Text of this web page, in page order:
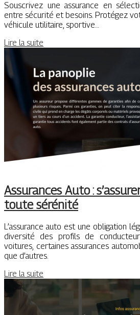
Souscrivez une assurance en
entre sécurité et besoins. Protégez
véhicule utilitaire, sportive…
Lire la suite
Assurances Auto :
toute sérénité
L’assurance auto est une obligation
diversité des profils de
voitures, certaines assurances
que d’autres.
Lire la suite